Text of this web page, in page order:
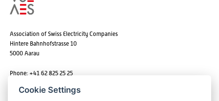
Association of Swiss Electricity Companies
Hintere Bahnhofstrasse 10
5000 Aarau
Phone: +41 62 825 25 25
Cookie Settings